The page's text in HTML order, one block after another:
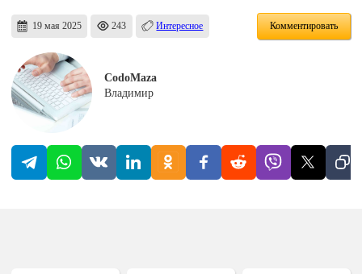
19 мая 2025 243 Интересное Комментировать
CodoMaza
Владимир